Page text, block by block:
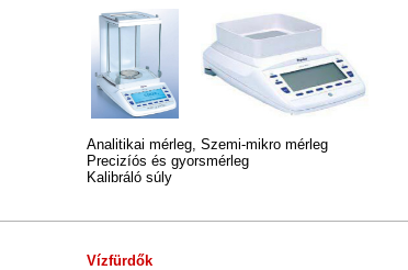
Analitikai mérleg, Szemi-mikro mérleg
Precizíós és gyorsmérleg
Kalibráló
Vízfürdők